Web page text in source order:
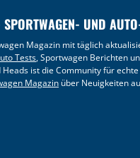
UND
Magazin mit täglich
Tests, Sportwagen Berichten
Heads ist die Community für
Magazin über Neuigkeiten